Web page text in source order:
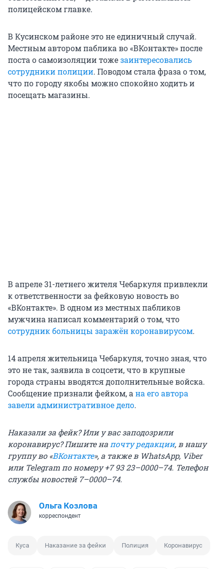
полицейском главке.
В Кусинском районе это не единичный случай.
Местным автором паблика во «ВКонтакте» после
поста о самоизоляции тожезаинтересовались
сотрудники полиции. Поводом стала фраза о том,
что по городу якобы можно спокойно ходить и
посещать магазины.
В апреле 31-летнего жителя Чебаркуля привлекли
к ответственности за фейковую новость во
«ВКонтакте». В одном из местных пабликов
мужчина написал комментарий о том, что
сотрудник больницы заражён коронавирусом.
14 апреля жительница Чебаркуля, точно зная, что
это не так, заявила в соцсети, что в крупные
города страны вводятся дополнительные войска.
Сообщение признали фейком, ана его автора
завели административное дело.
Наказали за фейк? Или у вас заподозрили
коронавирус? Пишите напочту редакции, в нашу
группу во «ВКонтакте», а также в WhatsApp, Viber
или Telegram по номеру +7 93 23–0000–74. Телефон
службы новостей 7–0000–74.
Ольга Козлова
корреспондент
Куса Наказание за фейки Полиция Коронавирус